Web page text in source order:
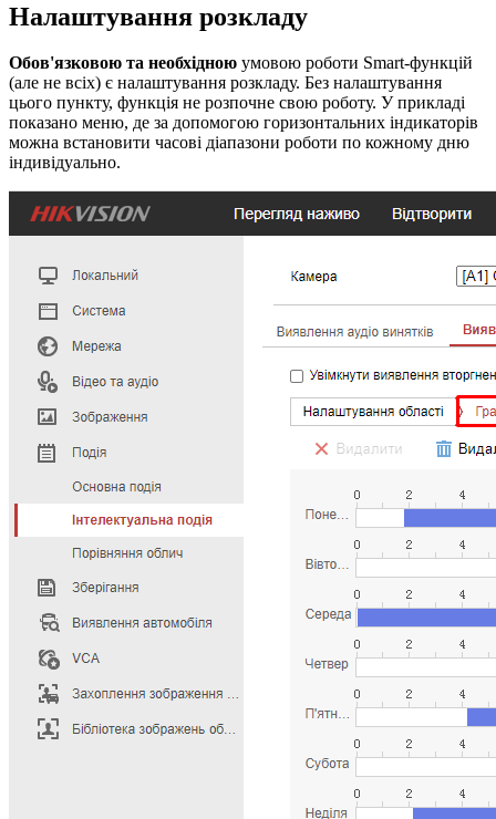
Налаштування розкладу
Обов'язковою та необхідною умовою роботи Smart-функцій
(але не всіх) є налаштування розкладу. Без налаштування
цього пункту, функція не розпочне свою роботу. У прикладі
показано меню, де за допомогою горизонтальних індикаторів
можна встановити часові діапазони роботи по кожному дню
індивідуально.